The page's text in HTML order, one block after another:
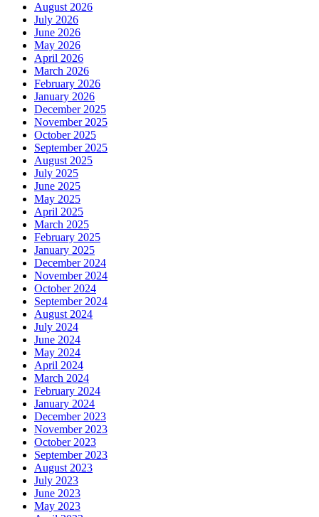
August 2026
July 2026
June 2026
May 2026
April 2026
March 2026
February 2026
January 2026
December 2025
November 2025
October 2025
September 2025
August 2025
July 2025
June 2025
May 2025
April 2025
March 2025
February 2025
January 2025
December 2024
November 2024
October 2024
September 2024
August 2024
July 2024
June 2024
May 2024
April 2024
March 2024
February 2024
January 2024
December 2023
November 2023
October 2023
September 2023
August 2023
July 2023
June 2023
May 2023